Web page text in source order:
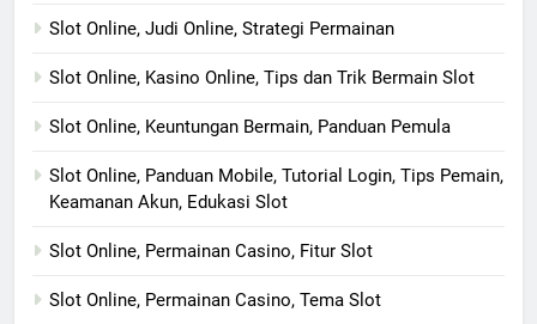
Slot Online, Judi Online, Strategi Permainan
Slot Online, Kasino Online, Tips dan Trik Bermain Slot
Slot Online, Keuntungan Bermain, Panduan Pemula
Slot Online, Panduan Mobile, Tutorial Login, Tips Pemain,
Keamanan Akun, Edukasi Slot
Slot Online, Permainan Casino, Fitur Slot
Slot Online, Permainan Casino, Tema Slot